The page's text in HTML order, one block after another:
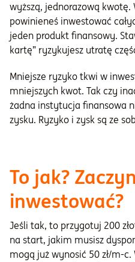
wyższą, jednorazową
powinieneś inwestować
jeden produkt finansowy.
kartę” ryzykujesz utratę
Mniejsze ryzyko tkwi w
mniejszych kwot. Tak czy
żadna instytucja finansowa
zysku. Ryzyko i zysk są ze
To jak?
inwestować?
Jeśli tak, to przygotuj 200
na start, jakim musisz
mogą już wynosić 50 zł/m-